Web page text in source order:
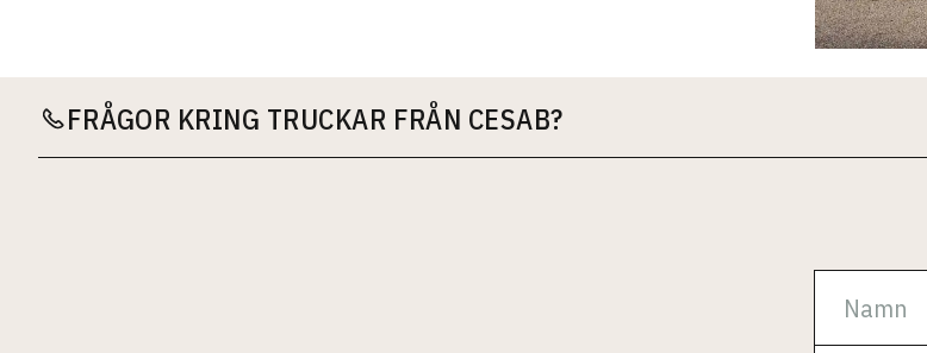
FRÅGOR KRING TRUCKAR FRÅN CESAB?